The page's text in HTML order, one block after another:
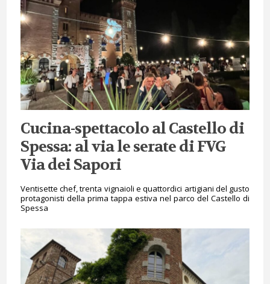
Cucina-spettacolo al Castello di
Spessa: al via le serate di FVG
Via dei Sapori
Ventisette chef, trenta vignaioli e quattordici artigiani del gusto
protagonisti della prima tappa estiva nel parco del Castello di
Spessa